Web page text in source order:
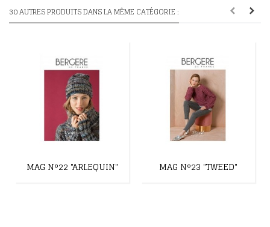
30 AUTRES PRODUITS DANS LA MÊME CATÉGORIE :
MAG N°22 "ARLEQUIN" MAG N°23 "TWEED"